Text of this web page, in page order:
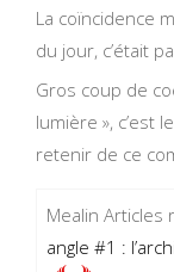
La coïncidence
du jour, c’était
Gros coup de
lumière », c’est
retenir de ce
Mealin Articles
angle #1 :